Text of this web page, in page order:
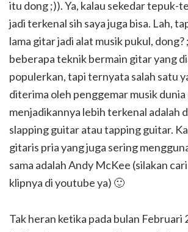
itu dong ;)). Ya, kalau sekedar tepuk-
jadi terkenal sih saya juga bisa. Lah,
lama gitar jadi alat musik pukul, dong?
beberapa teknik bermain gitar yang
populerkan, tapi ternyata salah satu
diterima oleh penggemar musik dunia
menjadikannya lebih terkenal adalah
slapping guitar atau tapping guitar.
gitaris pria yang juga sering
sama adalah Andy McKee (silakan
klipnya di youtube ya) 🙂
Tak heran ketika pada bulan Februari